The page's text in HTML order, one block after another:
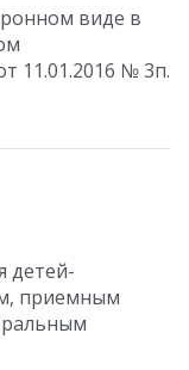
виде в
11.01.2016 № 3п.
детей-
приемным